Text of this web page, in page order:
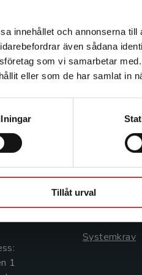
innehållet och annonserna
även sådana
som vi samarbetar
eller som de har samlat in
Tillåt urval
att du besöker
Sverige. Vi erbjuder inte
kunna slutföra ett köp måste
vara i Sverige.Läs mer
oss
00
1
Kontakta
046-31 21
Frågor och
Systemkrav